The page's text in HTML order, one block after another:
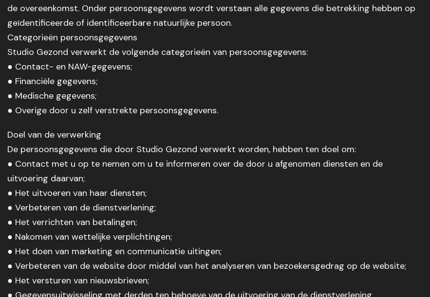
de overeenkomst. Onder persoonsgegevens wordt verstaan alle gegevens die betrekking hebben op
geïdentificeerde of identificeerbare natuurlijke persoon.
Categorieën persoonsgegevens
Studio Gezond verwerkt de volgende categorieën van persoonsgegevens:
● Contact- en NAW-gegevens;
● Financiële gegevens;
● Medische gegevens;
● Overige door u zelf verstrekte persoonsgegevens.
Doel van de verwerking
De persoonsgegevens die door Studio Gezond verwerkt worden, hebben ten doel om:
● Contact met u op te nemen om u te informeren over de door u afgenomen diensten en de
uitvoering daarvan;
● Het uitvoeren van haar diensten;
● Verbeteren van de dienstverlening;
● Het verrichten van betalingen;
● Nakomen van wettelijke verplichtingen;
● Het doen van marketing en communicatie uitingen;
● Verbeteren van de website door middel van het analyseren van bezoekersgedrag op de website;
● Het versturen van nieuwsbrieven;